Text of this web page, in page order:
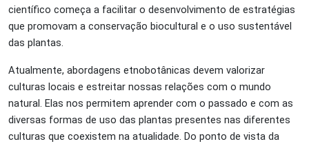
científico começa a facilitar o desenvolvimento de estratégias
que promovam a conservação biocultural e o uso sustentável
das plantas.
Atualmente, abordagens etnobotânicas devem valorizar
culturas locais e estreitar nossas relações com o mundo
natural. Elas nos permitem aprender com o passado e com as
diversas formas de uso das plantas presentes nas diferentes
culturas que coexistem na atualidade. Do ponto de vista da